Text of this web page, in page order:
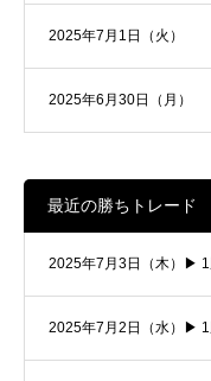
2025年7月1日（火）
2025年6月30日（月）
最近の勝ちトレード
2025年7月3日（木）▶
2025年7月2日（水）▶